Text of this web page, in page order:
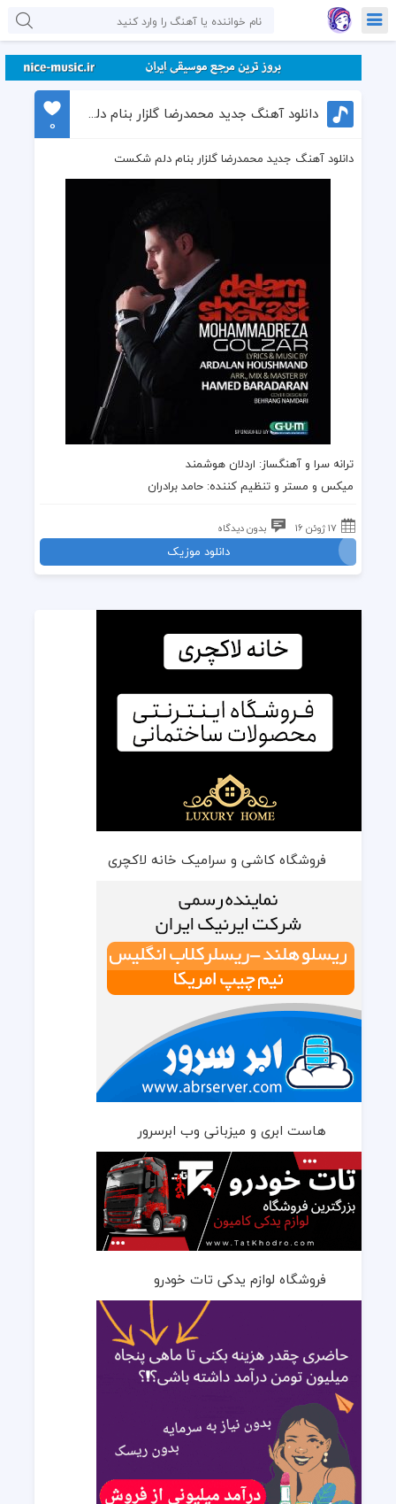
دانلود آهنگ جدید محمدرضا گلزار بنام دلم شکست
0
دانلود آهنگ جدید محمدرضا گلزار بنام دلم شکست
ترانه سرا و آهنگساز: اردلان هوشمند
میکس و مستر و تنظیم کننده: حامد برادران
17 ژوئن 16 بدون دیدگاه
دانلود موزیک
فروشگاه کاشی و سرامیک خانه لاکچری
هاست ابری و میزبانی وب ابرسرور
فروشگاه لوازم یدکی تات خودرو